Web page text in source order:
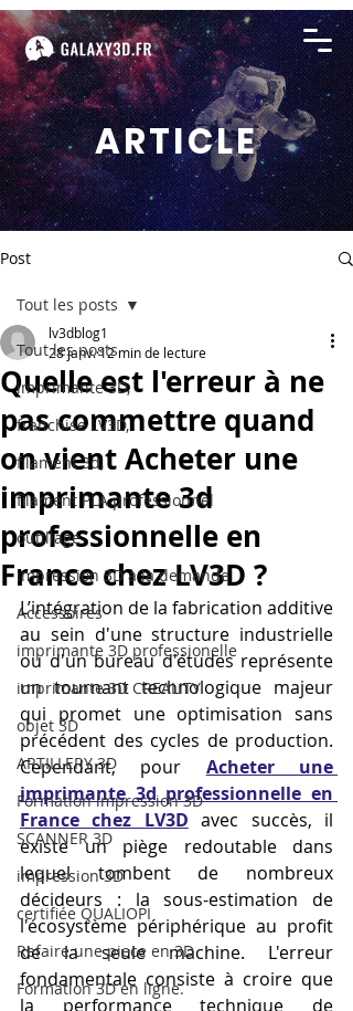
ARTICLE
Post
Tout les posts
imprimante 3D,
franchise LV3D,
filament 3d,
filament PLA professionnel
outillage
impression 3D à la demande
Accessoires
imprimante 3D professionelle
imprimante 3D CREALITY
objet 3D
ARTILLERY 3D
Formation impression 3D
SCANNER 3D
impression 3D
certifiée QUALIOPI
Refaire une piece en 3D
Formation 3D en ligne.
Tout les posts
Quelle est l'erreur à ne
pas commettre quand
on vient Acheter une
imprimante 3d
professionnelle en
France chez LV3D ?
lv3dblog1
28 janv.12 min de lecture
L’intégration de la fabrication additive
au sein d'une structure industrielle
ou d'un bureau d'études représente
un tournant technologique majeur
qui promet une optimisation sans
précédent des cycles de production.
Cependant, pour Acheter une
imprimante 3d professionnelle en
France chez LV3D avec succès, il
existe un piège redoutable dans
lequel tombent de nombreux
décideurs : la sous-estimation de
l'écosystème périphérique au profit
de la seule machine. L'erreur
fondamentale consiste à croire que
la performance technique de